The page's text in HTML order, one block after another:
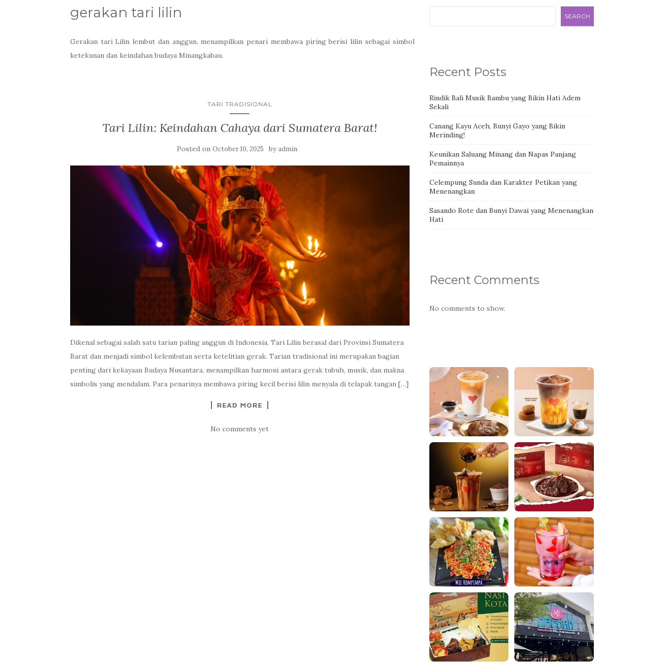
gerakan tari lilin
Gerakan tari Lilin lembut dan anggun, menampilkan penari membawa piring berisi lilin sebagai simbol
ketekunan dan keindahan budaya Minangkabau.
TARI TRADISIONAL
Tari Lilin: Keindahan Cahaya dari Sumatera Barat!
Posted onOctober 10, 2025 byadmin
Dikenal sebagai salah satu tarian paling anggun di Indonesia, Tari Lilin berasal dari Provinsi Sumatera
Barat dan menjadi simbol kelembutan serta ketelitian gerak. Tarian tradisional ini merupakan bagian
penting dari kekayaan Budaya Nusantara, menampilkan harmoni antara gerak tubuh, musik, dan makna
simbolis yang mendalam. Para penarinya membawa piring kecil berisi lilin menyala di telapak tangan […]
READ MORE
No comments yet
SEARCH
Recent Posts
Rindik Bali Musik Bambu yang Bikin Hati Adem
Sekali
Canang Kayu Aceh, Bunyi Gayo yang Bikin
Merinding!
Keunikan Saluang Minang dan Napas Panjang
Pemainnya
Celempung Sunda dan Karakter Petikan yang
Menenangkan
Sasando Rote dan Bunyi Dawai yang Menenangkan
Hati
Recent Comments
No comments to show.